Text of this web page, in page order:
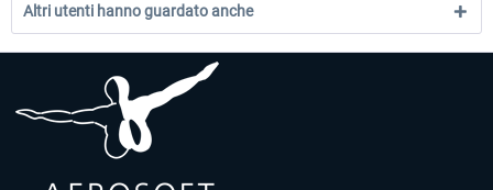
Altri utenti hanno guardato anche